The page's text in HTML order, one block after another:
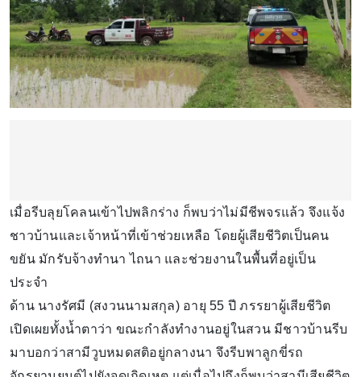
เมื่อรีบลุยโคลนเข้าไปพลิกร่าง ก็พบว่าไม่มีชีพจรแล้ว จึงแจ้ง
ชาวบ้านและเจ้าหน้าที่เข้าช่วยเหลือ โดยผู้เสียชีวิตเป็นคน
ขยัน มักรับจ้างทำนา ไถนา และช่วยงานในพื้นที่อยู่เป็น
ประจำ
ด้าน นางรัศมี (สงวนนามสกุล) อายุ 55 ปี ภรรยาผู้เสียชีวิต
เปิดเผยทั้งน้ำตาว่า ขณะกำลังทำงานอยู่ในสวน มีชาวบ้านรีบ
มาบอกว่าสามีวูบหมดสติอยู่กลางนา จึงรีบพาลูกขี่รถ